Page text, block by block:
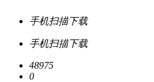
手机扫描下载
手机扫描下载
48975
0